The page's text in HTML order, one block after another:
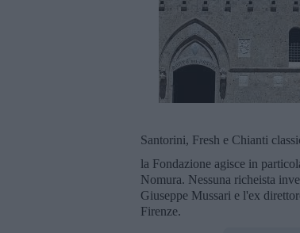
Santorini, Fresh e Chianti
la Fondazione agisce in
Nomura. Nessuna richeista
Giuseppe Mussari e l'ex
Firenze.